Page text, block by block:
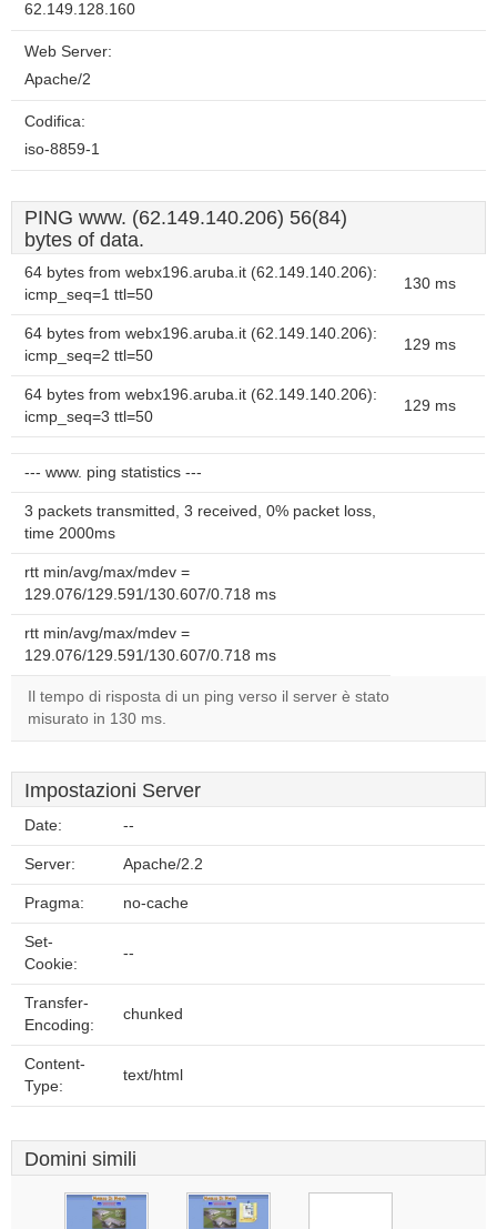
62.149.128.160
Web Server:
Apache/2
Codifica:
iso-8859-1
PING www. (62.149.140.206) 56(84)
bytes of data.
64 bytes from webx196.aruba.it (62.149.140.206):
icmp_seq=1 ttl=50
130 ms
64 bytes from webx196.aruba.it (62.149.140.206):
icmp_seq=2 ttl=50
129 ms
64 bytes from webx196.aruba.it (62.149.140.206):
icmp_seq=3 ttl=50
129 ms
--- www. ping statistics ---
3 packets transmitted, 3 received, 0% packet loss,
time 2000ms
rtt min/avg/max/mdev =
129.076/129.591/130.607/0.718 ms
rtt min/avg/max/mdev =
129.076/129.591/130.607/0.718 ms
Il tempo di risposta di un ping verso il server è stato
misurato in 130 ms.
Impostazioni Server
Date: --
Server: Apache/2.2
Pragma: no-cache
Set-
Cookie:
--
Transfer-
Encoding:
chunked
Content-
Type:
text/html
Domini simili